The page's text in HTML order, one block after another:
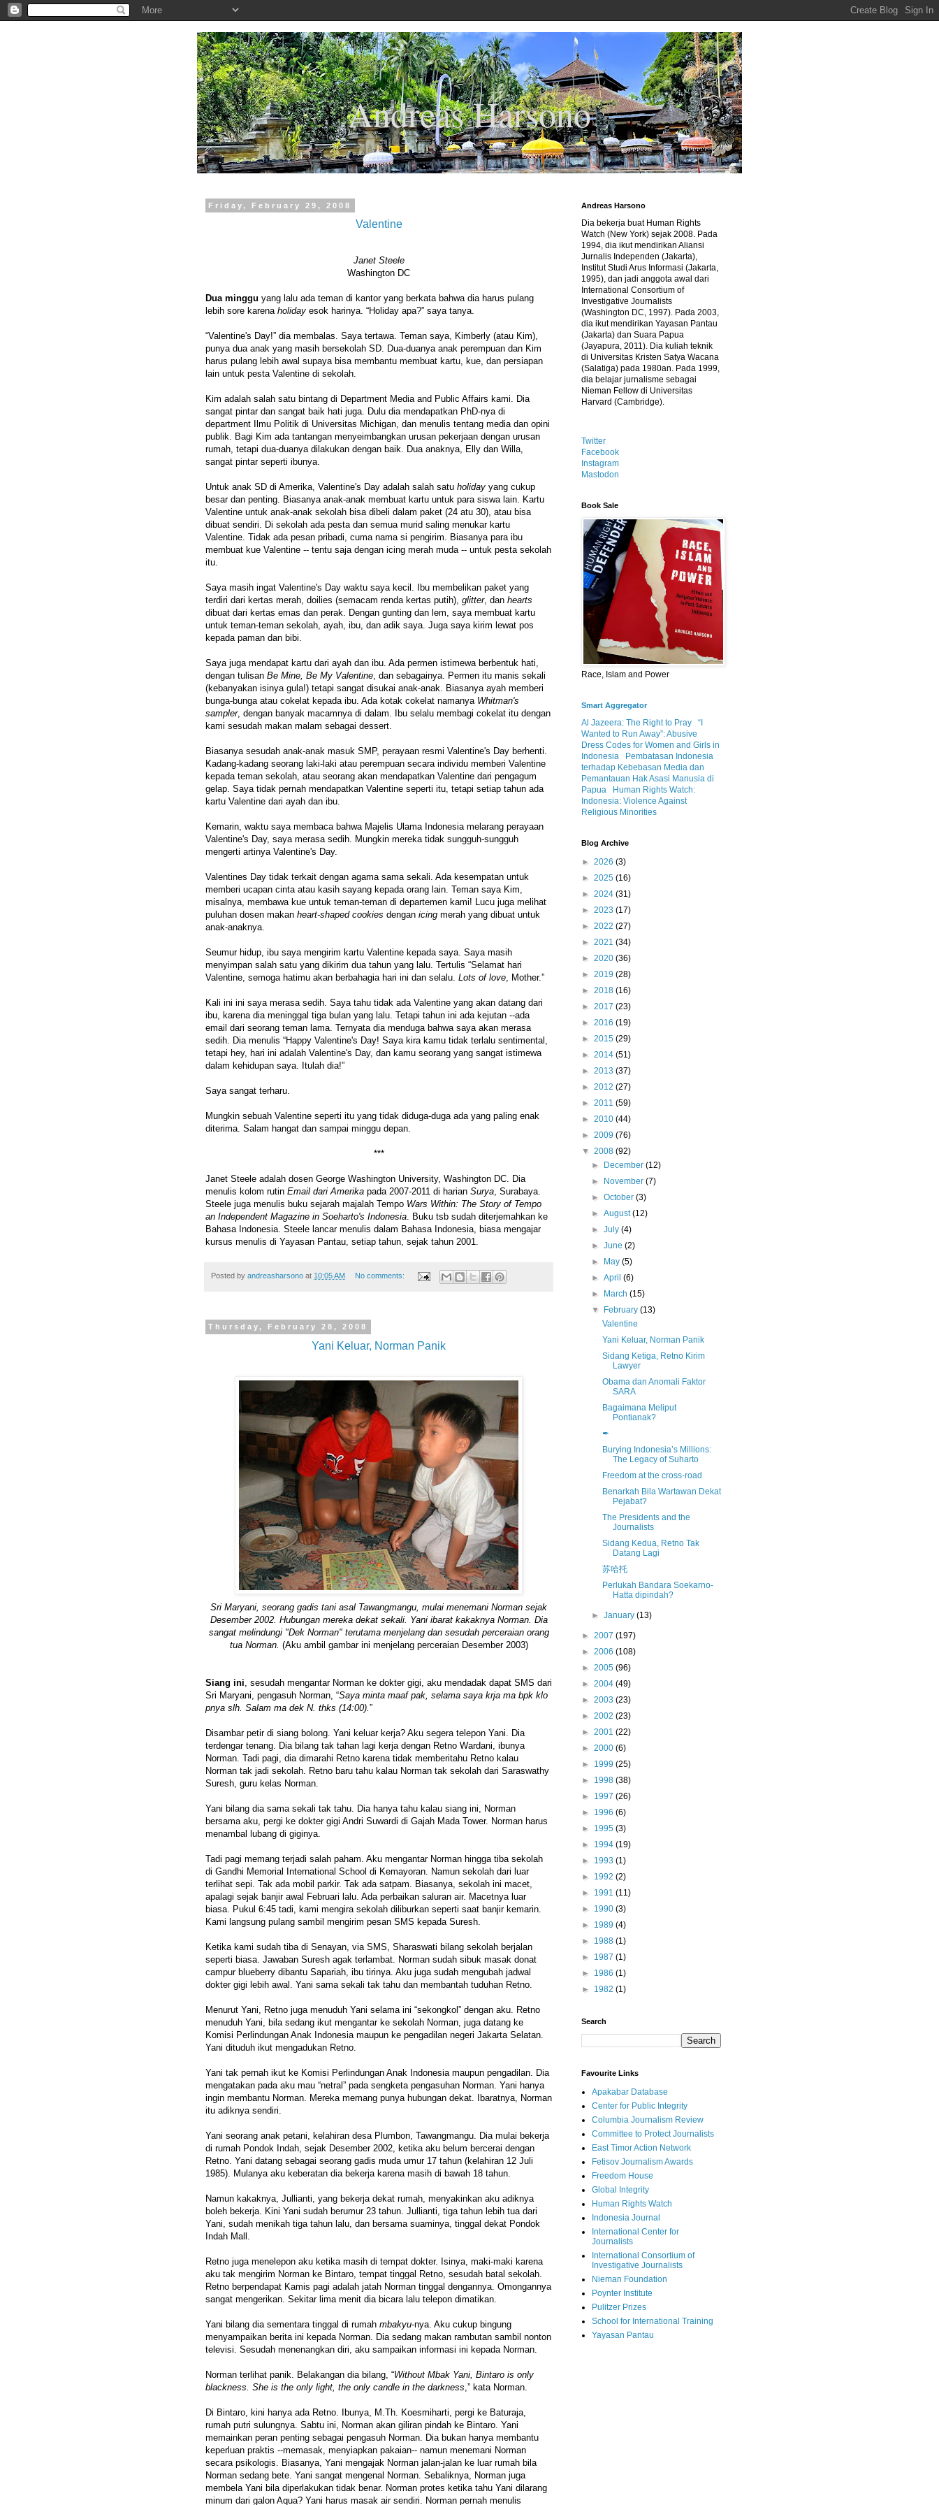
.
Andreas Harsono
Friday, February 29, 2008
Valentine
Janet Steele
Washington DC
Dua minggu yang lalu ada teman di kantor yang berkata bahwa dia harus pulang
lebih sore karena holiday esok harinya. “Holiday apa?” saya tanya.
“Valentine's Day!” dia membalas. Saya tertawa. Teman saya, Kimberly (atau Kim),
punya dua anak yang masih bersekolah SD. Dua-duanya anak perempuan dan Kim
harus pulang lebih awal supaya bisa membantu membuat kartu, kue, dan persiapan
lain untuk pesta Valentine di sekolah.
Kim adalah salah satu bintang di Department Media and Public Affairs kami. Dia
sangat pintar dan sangat baik hati juga. Dulu dia mendapatkan PhD-nya di
department Ilmu Politik di Universitas Michigan, dan menulis tentang media dan opini
publik. Bagi Kim ada tantangan menyeimbangkan urusan pekerjaan dengan urusan
rumah, tetapi dua-duanya dilakukan dengan baik. Dua anaknya, Elly dan Willa,
sangat pintar seperti ibunya.
Untuk anak SD di Amerika, Valentine's Day adalah salah satu holiday yang cukup
besar dan penting. Biasanya anak-anak membuat kartu untuk para siswa lain. Kartu
Valentine untuk anak-anak sekolah bisa dibeli dalam paket (24 atu 30), atau bisa
dibuat sendiri. Di sekolah ada pesta dan semua murid saling menukar kartu
Valentine. Tidak ada pesan pribadi, cuma nama si pengirim. Biasanya para ibu
membuat kue Valentine -- tentu saja dengan icing merah muda -- untuk pesta sekolah
itu.
Saya masih ingat Valentine's Day waktu saya kecil. Ibu membelikan paket yang
terdiri dari kertas merah, doilies (semacam renda kertas putih), glitter, dan hearts
dibuat dari kertas emas dan perak. Dengan gunting dan lem, saya membuat kartu
untuk teman-teman sekolah, ayah, ibu, dan adik saya. Juga saya kirim lewat pos
kepada paman dan bibi.
Saya juga mendapat kartu dari ayah dan ibu. Ada permen istimewa berbentuk hati,
dengan tulisan Be Mine, Be My Valentine, dan sebagainya. Permen itu manis sekali
(kebanyakan isinya gula!) tetapi sangat disukai anak-anak. Biasanya ayah memberi
bunga-bunga atau cokelat kepada ibu. Ada kotak cokelat namanya Whitman's
sampler, dengan banyak macamnya di dalam. Ibu selalu membagi cokelat itu dengan
kami sesudah makan malam sebagai dessert.
Biasanya sesudah anak-anak masuk SMP, perayaan resmi Valentine's Day berhenti.
Kadang-kadang seorang laki-laki atau perempuan secara individu memberi Valentine
kepada teman sekolah, atau seorang akan mendapatkan Valentine dari pengagum
gelap. Saya tidak pernah mendapatkan Valentine seperti itu, tetapi setiap tahun ada
kartu Valentine dari ayah dan ibu.
Kemarin, waktu saya membaca bahwa Majelis Ulama Indonesia melarang perayaan
Valentine's Day, saya merasa sedih. Mungkin mereka tidak sungguh-sungguh
mengerti artinya Valentine's Day.
Valentines Day tidak terkait dengan agama sama sekali. Ada kesempatan untuk
memberi ucapan cinta atau kasih sayang kepada orang lain. Teman saya Kim,
misalnya, membawa kue untuk teman-teman di departemen kami! Lucu juga melihat
puluhan dosen makan heart-shaped cookies dengan icing merah yang dibuat untuk
anak-anaknya.
Seumur hidup, ibu saya mengirim kartu Valentine kepada saya. Saya masih
menyimpan salah satu yang dikirim dua tahun yang lalu. Tertulis “Selamat hari
Valentine, semoga hatimu akan berbahagia hari ini dan selalu. Lots of love, Mother.”
Kali ini ini saya merasa sedih. Saya tahu tidak ada Valentine yang akan datang dari
ibu, karena dia meninggal tiga bulan yang lalu. Tetapi tahun ini ada kejutan --ada
email dari seorang teman lama. Ternyata dia menduga bahwa saya akan merasa
sedih. Dia menulis “Happy Valentine's Day! Saya kira kamu tidak terlalu sentimental,
tetapi hey, hari ini adalah Valentine's Day, dan kamu seorang yang sangat istimewa
dalam kehidupan saya. Itulah dia!”
Saya sangat terharu.
Mungkin sebuah Valentine seperti itu yang tidak diduga-duga ada yang paling enak
diterima. Salam hangat dan sampai minggu depan.
***
Janet Steele adalah dosen George Washington University, Washington DC. Dia
menulis kolom rutin Email dari Amerika pada 2007-2011 di harian Surya, Surabaya.
Steele juga menulis buku sejarah majalah Tempo Wars Within: The Story of Tempo
an Independent Magazine in Soeharto's Indonesia. Buku tsb sudah diterjemahkan ke
Bahasa Indonesia. Steele lancar menulis dalam Bahasa Indonesia, biasa mengajar
kursus menulis di Yayasan Pantau, setiap tahun, sejak tahun 2001.
Posted by andreasharsono at 10:05 AM No comments:
Thursday, February 28, 2008
Yani Keluar, Norman Panik
Sri Maryani, seorang gadis tani asal Tawangmangu, mulai menemani Norman sejak
Desember 2002. Hubungan mereka dekat sekali. Yani ibarat kakaknya Norman. Dia
sangat melindungi "Dek Norman" terutama menjelang dan sesudah perceraian orang
tua Norman. (Aku ambil gambar ini menjelang perceraian Desember 2003)
Siang ini , sesudah mengantar Norman ke dokter gigi, aku mendadak dapat SMS dari
Sri Maryani, pengasuh Norman, “Saya minta maaf pak, selama saya krja ma bpk klo
pnya slh. Salam ma dek N. thks (14:00). ”
Disambar petir di siang bolong. Yani keluar kerja? Aku segera telepon Yani. Dia
terdengar tenang. Dia bilang tak tahan lagi kerja dengan Retno Wardani, ibunya
Norman. Tadi pagi, dia dimarahi Retno karena tidak memberitahu Retno kalau
Norman tak jadi sekolah. Retno baru tahu kalau Norman tak sekolah dari Saraswathy
Suresh, guru kelas Norman.
Yani bilang dia sama sekali tak tahu. Dia hanya tahu kalau siang ini, Norman
bersama aku, pergi ke dokter gigi Andri Suwardi di Gajah Mada Tower. Norman harus
menambal lubang di giginya.
Tadi pagi memang terjadi salah paham. Aku mengantar Norman hingga tiba sekolah
di Gandhi Memorial International School di Kemayoran. Namun sekolah dari luar
terlihat sepi. Tak ada mobil parkir. Tak ada satpam. Biasanya, sekolah ini macet,
apalagi sejak banjir awal Februari lalu. Ada perbaikan saluran air. Macetnya luar
biasa. Pukul 6:45 tadi, kami mengira sekolah diliburkan seperti saat banjir kemarin.
Kami langsung pulang sambil mengirim pesan SMS kepada Suresh.
Ketika kami sudah tiba di Senayan, via SMS, Sharaswati bilang sekolah berjalan
seperti biasa. Jawaban Suresh agak terlambat. Norman sudah sibuk masak donat
campur blueberry dibantu Sapariah, ibu tirinya. Aku juga sudah mengubah jadwal
dokter gigi lebih awal. Yani sama sekali tak tahu dan membantah tuduhan Retno.
Menurut Yani, Retno juga menuduh Yani selama ini “sekongkol” dengan aku. Retno
menuduh Yani, bila sedang ikut mengantar ke sekolah Norman, juga datang ke
Komisi Perlindungan Anak Indonesia maupun ke pengadilan negeri Jakarta Selatan.
Yani dituduh ikut mengadukan Retno.
Yani tak pernah ikut ke Komisi Perlindungan Anak Indonesia maupun pengadilan. Dia
mengatakan pada aku mau “netral” pada sengketa pengasuhan Norman. Yani hanya
ingin membantu Norman. Mereka memang punya hubungan dekat. Ibaratnya, Norman
itu adiknya sendiri.
Yani seorang anak petani, kelahiran desa Plumbon, Tawangmangu. Dia mulai bekerja
di rumah Pondok Indah, sejak Desember 2002, ketika aku belum bercerai dengan
Retno. Yani datang sebagai seorang gadis muda umur 17 tahun (kelahiran 12 Juli
1985). Mulanya aku keberatan dia bekerja karena masih di bawah 18 tahun.
Namun kakaknya, Jullianti, yang bekerja dekat rumah, menyakinkan aku adiknya
boleh bekerja. Kini Yani sudah berumur 23 tahun. Jullianti, tiga tahun lebih tua dari
Yani, sudah menikah tiga tahun lalu, dan bersama suaminya, tinggal dekat Pondok
Indah Mall.
Retno juga menelepon aku ketika masih di tempat dokter. Isinya, maki-maki karena
aku tak mengirim Norman ke Bintaro, tempat tinggal Retno, sesudah batal sekolah.
Retno berpendapat Kamis pagi adalah jatah Norman tinggal dengannya. Omongannya
sangat mengerikan. Sekitar lima menit dia bicara lalu telepon dimatikan.
Yani bilang dia sementara tinggal di rumah mbakyu-nya. Aku cukup bingung
menyampaikan berita ini kepada Norman. Dia sedang makan rambutan sambil nonton
televisi. Sesudah menenangkan diri, aku sampaikan informasi ini kepada Norman.
Norman terlihat panik. Belakangan dia bilang, “Without Mbak Yani, Bintaro is only
blackness. She is the only light, the only candle in the darkness ,” kata Norman.
Di Bintaro, kini hanya ada Retno. Ibunya, M.Th. Koesmiharti, pergi ke Baturaja,
rumah putri sulungnya. Sabtu ini, Norman akan giliran pindah ke Bintaro. Yani
memainkan peran penting sebagai pengasuh Norman. Dia bukan hanya membantu
keperluan praktis --memasak, menyiapkan pakaian-- namun menemani Norman
secara psikologis. Biasanya, Yani mengajak Norman jalan-jalan ke luar rumah bila
Norman sedang bete. Yani sangat mengenal Norman. Sebaliknya, Norman juga
membela Yani bila diperlakukan tidak benar. Norman protes ketika tahu Yani dilarang
minum dari galon Aqua? Yani harus masak air sendiri. Norman pernah menulis
Andreas Harsono
Dia bekerja buat Human Rights
Watch (New York) sejak 2008. Pada
1994, dia ikut mendirikan Aliansi
Jurnalis Independen (Jakarta),
Institut Studi Arus Informasi (Jakarta,
1995), dan jadi anggota awal dari
International Consortium of
Investigative Journalists
(Washington DC, 1997). Pada 2003,
dia ikut mendirikan Yayasan Pantau
(Jakarta) dan Suara Papua
(Jayapura, 2011). Dia kuliah teknik
di Universitas Kristen Satya Wacana
(Salatiga) pada 1980an. Pada 1999,
dia belajar jurnalisme sebagai
Nieman Fellow di Universitas
Harvard (Cambridge).
Twitter
Facebook
Instagram
Mastodon
Book Sale
Race, Islam and Power
Smart Aggregator
Al Jazeera: The Right to Pray
“I
Wanted to Run Away”: Abusive
Dress Codes for Women and Girls in
Indonesia
Pembatasan Indonesia
terhadap Kebebasan Media dan
Pemantauan Hak Asasi Manusia di
Papua
Human Rights Watch:
Indonesia: Violence Against
Religious Minorities
Blog Archive
► 2026 (3)
► 2025 (16)
► 2024 (31)
► 2023 (17)
► 2022 (27)
► 2021 (34)
► 2020 (36)
► 2019 (28)
► 2018 (16)
► 2017 (23)
► 2016 (19)
► 2015 (29)
► 2014 (51)
► 2013 (37)
► 2012 (27)
► 2011 (59)
► 2010 (44)
► 2009 (76)
▼ 2008 (92)
►
December(12)
►
November(7)
►October(3)
►August(12)
►July(4)
►June(2)
►
May(5)
►April(6)
►
March(15)
▼
February(13)
Valentine
Yani Keluar, Norman Panik
Sidang Ketiga, Retno Kirim
Lawyer
Obama dan Anomali Faktor
SARA
Bagaimana Meliput
Pontianak?
✒
Burying Indonesia’s Millions:
The Legacy of Suharto
Freedom at the cross-road
Benarkah Bila Wartawan Dekat
Pejabat?
The Presidents and the
Journalists
Sidang Kedua, Retno Tak
Datang Lagi
苏哈托
Perlukah Bandara Soekarno-
Hatta dipindah?
►January(13)
► 2007 (197)
► 2006 (108)
► 2005 (96)
► 2004 (49)
► 2003 (23)
► 2002 (23)
► 2001 (22)
► 2000 (6)
► 1999 (25)
► 1998 (38)
► 1997 (26)
► 1996 (6)
► 1995 (3)
► 1994 (19)
► 1993 (1)
► 1992 (2)
► 1991 (11)
► 1990 (3)
► 1989 (4)
► 1988 (1)
► 1987 (1)
► 1986 (1)
► 1982 (1)
Search
Favourite Links
Apakabar Database
Center for Public Integrity
Columbia Journalism Review
Committee to Protect Journalists
East Timor Action Network
Fetisov Journalism Awards
Freedom House
Global Integrity
Human Rights Watch
Indonesia Journal
International Center for
Journalists
International Consortium of
Investigative Journalists
Nieman Foundation
Poynter Institute
Pulitzer Prizes
School for International Training
Yayasan Pantau